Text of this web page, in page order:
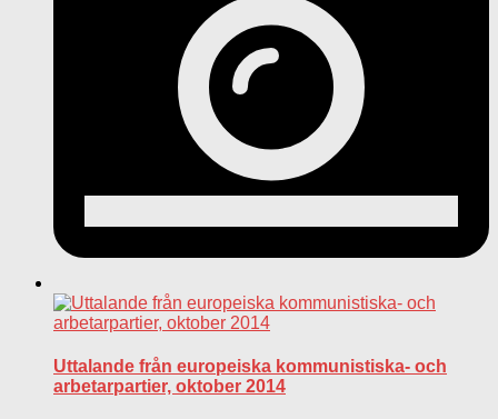
Uttalande från europeiska kommunistiska- och
arbetarpartier, oktober 2014